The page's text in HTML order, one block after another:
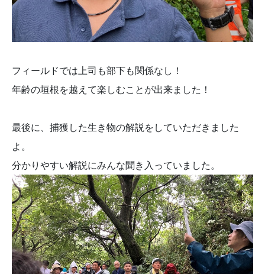
フィールドでは上司も部下も関係なし！
年齢の垣根を越えて楽しむことが出来ました！
最後に、捕獲した生き物の解説をしていただきました
よ。
分かりやすい解説にみんな聞き入っていました。